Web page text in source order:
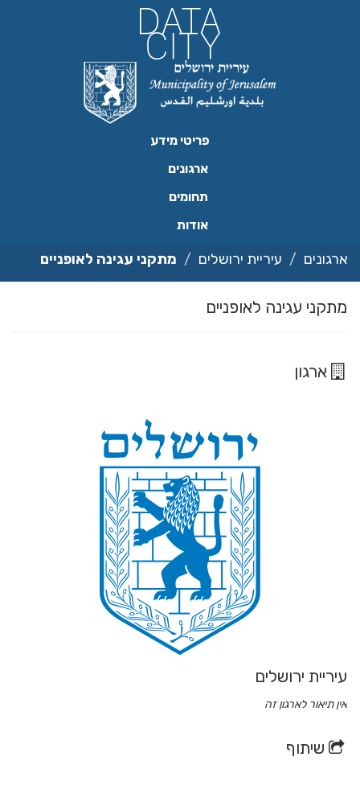
פריטי מידע
ארגונים
תחומים
אודות
ארגונים עיריית ירושלים מתקני עגינה לאופניים
מתקני עגינה לאופניים
ארגון
עיריית ירושלים
אין תיאור לארגון זה
שיתוף